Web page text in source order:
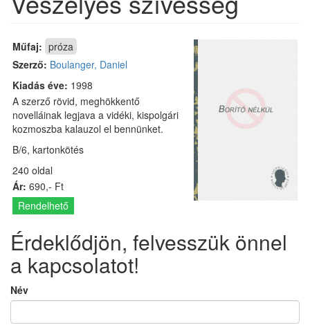
Műfaj: próza
Szerző: Boulanger, Daniel
Kiadás éve: 1998
A szerző rövid, meghökkentő
novelláinak legjava a vidéki, kispolgári
kozmoszba kalauzol el bennünket.
B/6, kartonkötés
240 oldal
Ár: 690,- Ft
Rendelhető
Érdeklődjön, felvesszük önnel
a kapcsolatot!
Név